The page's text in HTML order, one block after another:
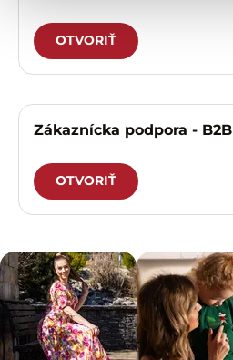
OTVORIŤ
Zákaznícka podpora - B2B
OTVORIŤ